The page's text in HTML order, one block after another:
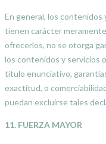
En general, los contenidos
tienen carácter
ofrecerlos, no se otorga
los contenidos y servicios
título enunciativo,
exactitud, o
puedan excluirse tales
11. FUERZA MAYOR